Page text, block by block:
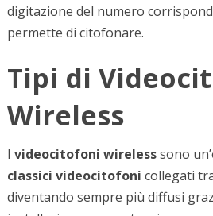
digitazione del numero
permette di citofonare.
Tipi di
Wireless
I videocitofoni wirelesssono
classici videocitofoni collegati
diventando sempre più diffusi